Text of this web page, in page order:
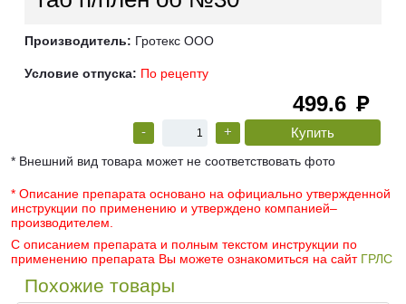
Производитель: Гротекс ООО
Условие отпуска: По рецепту
499.6 руб
- +
* Внешний вид товара может не соответствовать фото
* Описание препарата основано на официально утвержденной
инструкции по применению и утверждено компанией–
производителем.
С описанием препарата и полным текстом инструкции по
применению препарата Вы можете ознакомиться на сайт ГРЛС
Похожие товары